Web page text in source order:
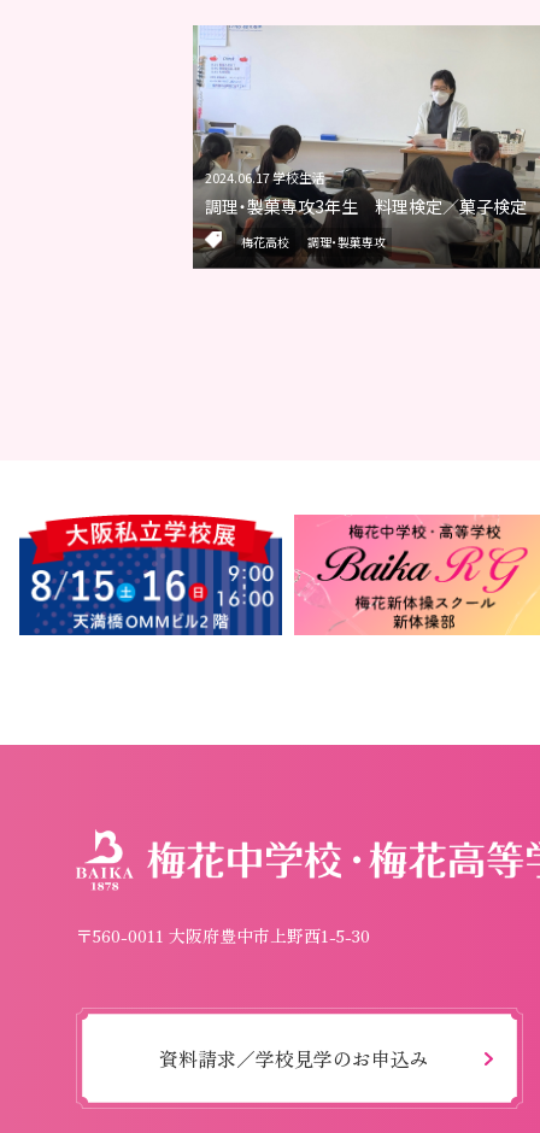
2024.06.17 学校生活
調理・製菓専攻3年生 料理検定／菓子検定
梅花高校 調理・製菓専攻
〒560-0011 大阪府豊中市上野西1-5-30
資料請求／学校見学のお申込み